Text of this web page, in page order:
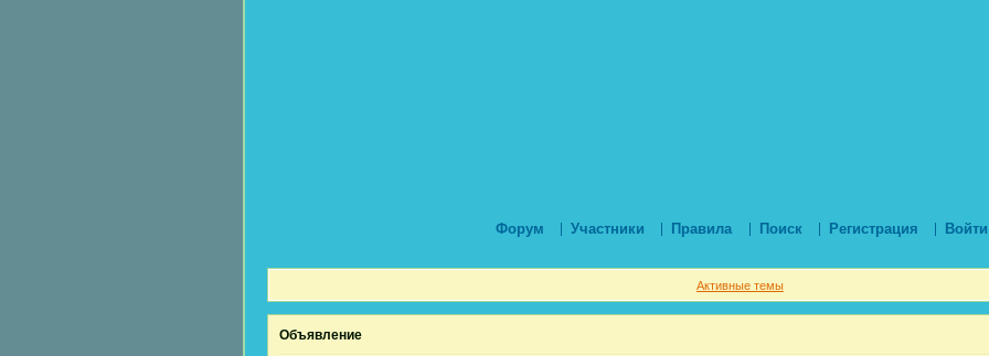
Форум Участники Правила Поиск Регистрация Войти
Активные темы
Объявление